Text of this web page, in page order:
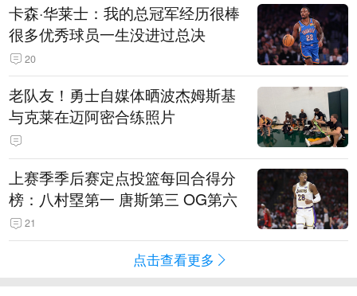
卡森·华莱士：我的总冠军经历很棒
很多优秀球员一生没进过总决
20
老队友！勇士自媒体晒波杰姆斯基
与克莱在迈阿密合练照片
上赛季季后赛定点投篮每回合得分
榜：八村塁第一 唐斯第三 OG第六
21
点击查看更多